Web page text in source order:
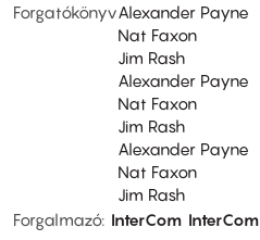
ForgatókönyvAlexander Payne
Nat Faxon
Jim Rash
Alexander Payne
Nat Faxon
Jim Rash
Alexander Payne
Nat Faxon
Jim Rash
Forgalmazó InterCom InterCom